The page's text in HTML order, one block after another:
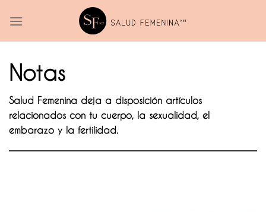
Notas
Salud Femenina deja a disposición artículos
relacionados con tu cuerpo, la sexualidad, el
embarazo y la fertilidad.